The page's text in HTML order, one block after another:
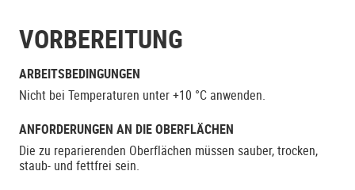
VORBEREITUNG
ARBEITSBEDINGUNGEN
Nicht bei Temperaturen unter +10 °C anwenden.
ANFORDERUNGEN AN DIE OBERFLÄCHEN
Die zu reparierenden Oberflächen müssen sauber, trocken,
staub- und fettfrei sein.